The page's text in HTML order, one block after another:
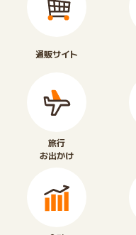
通販サイト
旅行
お出かけ